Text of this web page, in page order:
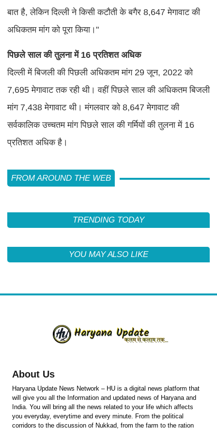
बात है, लेकिन दिल्ली ने किसी कटौती के बगैर 8,647 मेगावाट की
अधिकतम मांग को पूरा किया।"
पिछले साल की तुलना में 16 प्रतिशत अधिक
दिल्ली में बिजली की पिछली अधिकतम मांग 29 जून, 2022 को
7,695 मेगावाट तक रही थी। वहीं पिछले साल की अधिकतम बिजली
मांग 7,438 मेगावाट थी। मंगलवार को 8,647 मेगावाट की
सर्वकालिक उच्चतम मांग पिछले साल की गर्मियों की तुलना में 16
प्रतिशत अधिक है।
FROM AROUND THE WEB
TRENDING TODAY
YOU MAY ALSO LIKE
About Us
Haryana Update News Network – HU is a digital news platform that
will give you all the Information and updated news of Haryana and
India. You will bring all the news related to your life which affects
you everyday, everytime and every minute. From the political
corridors to the discussion of Nukkad, from the farm to the ration